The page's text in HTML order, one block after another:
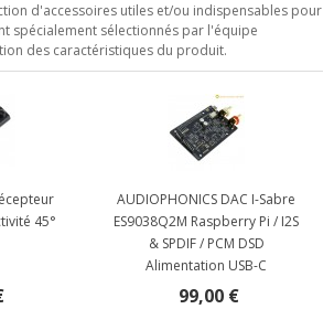
d'accessoires utiles et/ou indispensables pour
spécialement sélectionnés par l'équipe
des caractéristiques du produit.
I-Sabre
Pi / I2S
DSD
Télécommande Infrarouge
pour EVO-SABRE / RaspDac
Mini LCD 38kHz
5,90 €